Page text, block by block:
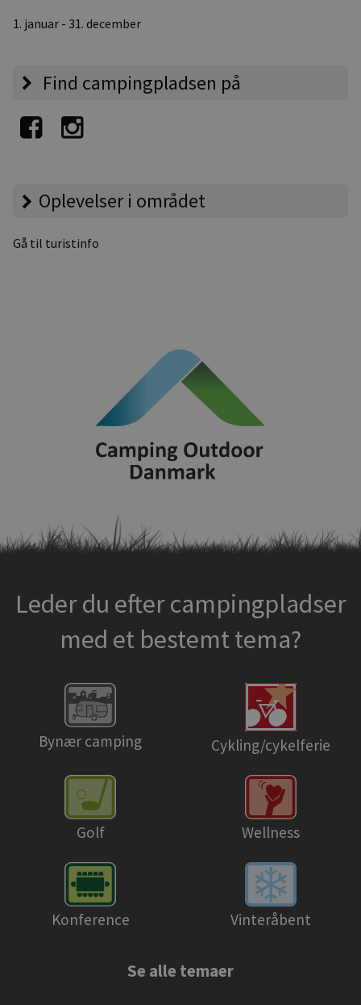
1. januar - 31. december
Find campingpladsen på
Oplevelser i området
Gå til turistinfo
Leder du efter campingpladser
med et bestemt tema?
Bynær camping Cykling/cykelferie
Golf Wellness
Konference Vinteråbent
Se alle temaer